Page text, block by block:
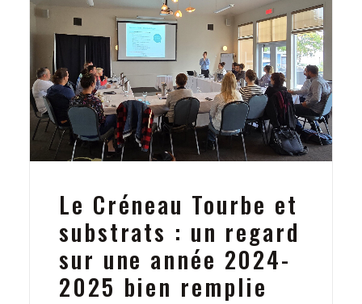
Le Créneau Tourbe et
substrats : un regard
sur une année 2024-
2025 bien remplie